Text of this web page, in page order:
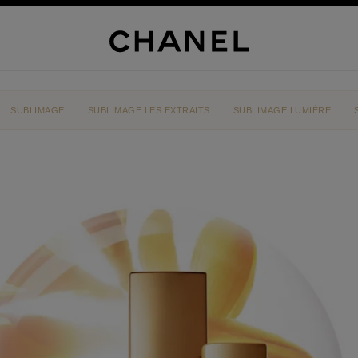
SUBLIMAGE SUBLIMAGE LES EXTRAITS SUBLIMAGE LUMIÈRE